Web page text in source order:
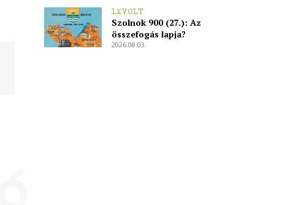
1XVOLT
Szolnok 900 (27.): Az
összefogás lapja?
2026.08.03.